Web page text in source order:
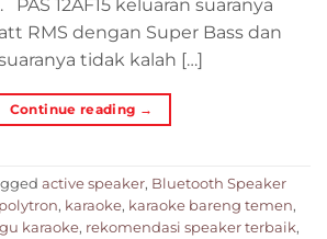
12AF15 keluaran suaranya
RMS dengan Super Bass dan
tidak kalah […]
Continue reading →
active speaker, Bluetooth Speaker
, karaoke, karaoke bareng temen,
karaoke, rekomendasi speaker terbaik,